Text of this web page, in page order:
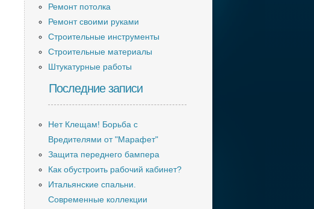
Ремонт потолка
Ремонт своими руками
Строительные инструменты
Строительные материалы
Штукатурные работы
Последние записи
Нет Клещам! Борьба с
Вредителями от "Марафет"
Защита переднего бампера
Как обустроить рабочий кабинет?
Итальянские спальни.
Современные коллекции